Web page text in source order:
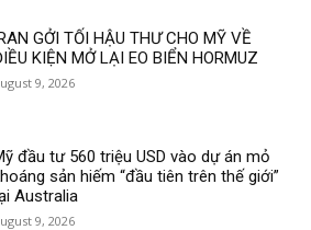
GỞI TỐI HẬU THƯ CHO MỸ VỀ
KIỆN MỞ LẠI EO BIỂN HORMUZ
9, 2026
đầu tư 560 triệu USD vào dự án mỏ
sản hiếm “đầu tiên trên thế giới”
Australia
9, 2026